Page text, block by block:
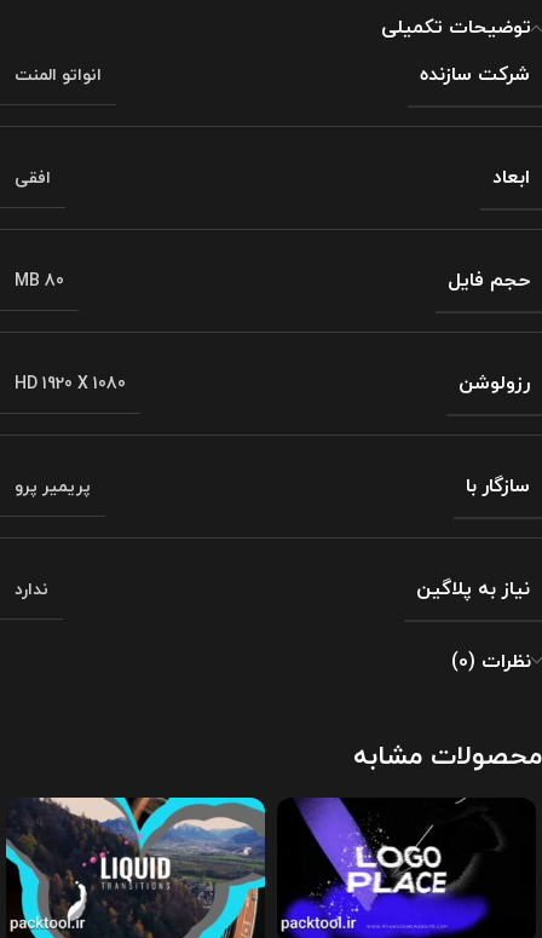
توضیحات تکمیلی
شرکت سازنده
انواتو المنت
ابعاد افقی
حجم فایل MB 80
رزولوشن HD 1920 X 1080
سازگار با پریمیر پرو
نیاز به پلاگین ندارد
نظرات (0)
محصولات مشابه